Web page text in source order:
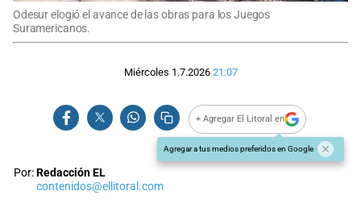
Odesur elogió el avance de las obras para los Juegos
Suramericanos.
Miércoles 1.7.2026 21:07
+ Agregar El Litoral en
Agregar a tus medios preferidos en Google
Por:Redacción EL
contenidos@ellitoral.com